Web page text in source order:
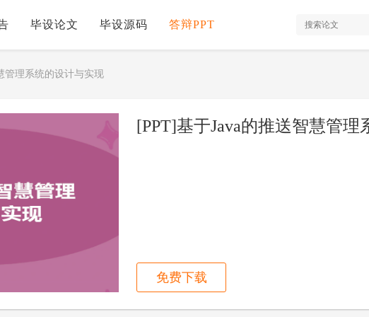
毕设论文 毕设源码 答辩PPT
管理系统的设计与实现
[PPT]基于Java的推送智慧管
免费下载